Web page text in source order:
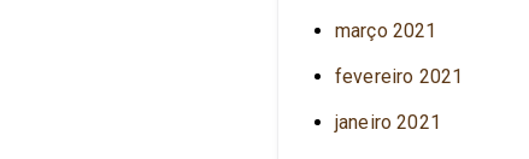
março 2021
fevereiro 2021
janeiro 2021